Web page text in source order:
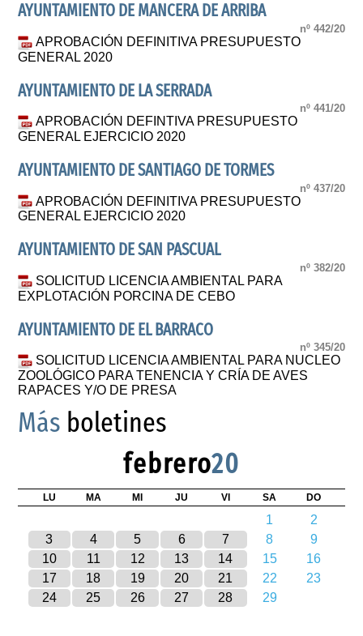
AYUNTAMIENTO DE MANCERA DE ARRIBA
nº 442/20
APROBACIÓN DEFINITIVA PRESUPUESTO
GENERAL 2020
AYUNTAMIENTO DE LA SERRADA
nº 441/20
APROBACIÓN DEFINTIVA PRESUPUESTO
GENERAL EJERCICIO 2020
AYUNTAMIENTO DE SANTIAGO DE TORMES
nº 437/20
APROBACIÓN DEFINITIVA PRESUPUESTO
GENERAL EJERCICIO 2020
AYUNTAMIENTO DE SAN PASCUAL
nº 382/20
SOLICITUD LICENCIA AMBIENTAL PARA
EXPLOTACIÓN PORCINA DE CEBO
AYUNTAMIENTO DE EL BARRACO
nº 345/20
SOLICITUD LICENCIA AMBIENTAL PARA NUCLEO
ZOOLÓGICO PARA TENENCIA Y CRÍA DE AVES
RAPACES Y/O DE PRESA
Más boletines
febrero20
LU MA MI JU VI SA DO
1
2
3
4 5 6 7 8
9
10
11 12 13 14 15
16
17
18 19 20 21 22
23
24
25 26 27 28 29